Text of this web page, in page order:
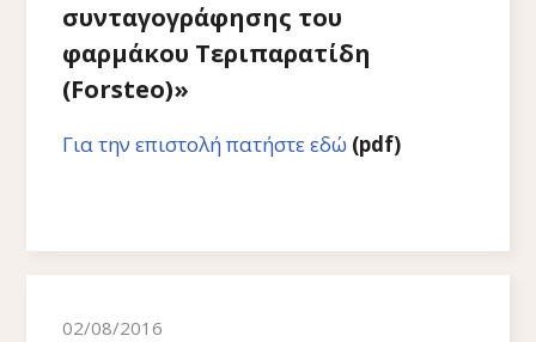
συνταγογράφησης του
φαρμάκου Τεριπαρατίδη
(Forsteo)»
Για την επιστολή πατήστε εδώ (pdf)
02/08/2016